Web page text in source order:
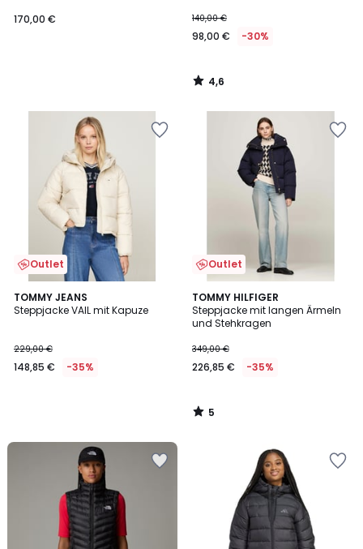
170,00 €
140,00 €
98,00 € -30%
4,6
/
Outlet
TOMMY JEANS
Steppjacke VAIL mit Kapuze
229,00 €
148,85 € -35%
Outlet
TOMMY HILFIGER
Steppjacke mit langen Ärmeln
und Stehkragen
349,00 €
226,85 € -35%
5
/
5
5
/